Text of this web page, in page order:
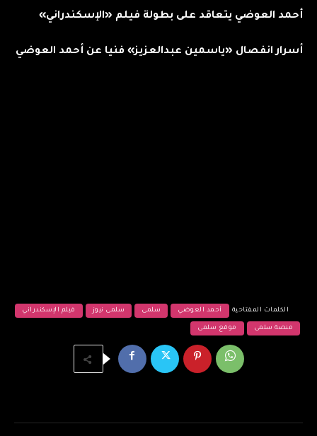
أحمد العوضي يتعاقد على بطولة فيلم «الإسكندراني»
أسرار انفصال «ياسمين عبدالعزيز» فنيا عن أحمد العوضي
الكلمات المفتاحية أحمد العوضي سلمى سلمى نيوز فيلم الإسكندراني
منصة سلمى موقع سلمى